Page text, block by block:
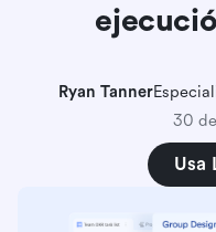
Ryan Tanner
30
Usa
Conclusiones clave